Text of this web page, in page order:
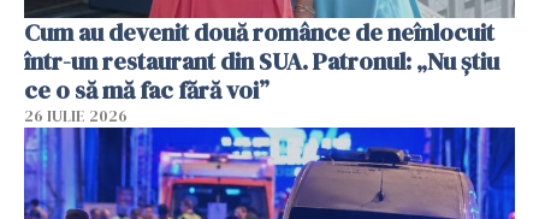
Cum au devenit două românce de neînlocuit
într-un restaurant din SUA. Patronul: „Nu știu
ce o să mă fac fără voi”
26 IULIE 2026